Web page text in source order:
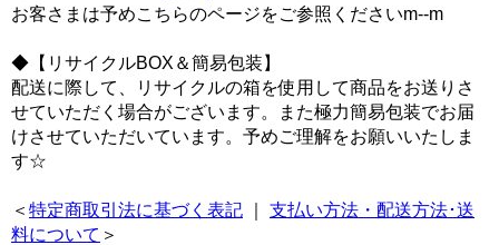
お客さまは予めこちらのページをご参照くださいm--m
◆【リサイクルBOX＆簡易包装】
配送に際して、リサイクルの箱を使用して商品をお送りさ
せていただく場合がございます。また極力簡易包装でお届
けさせていただいています。予めご理解をお願いいたしま
す☆
＜ 特定商取引法に基づく表記
支払い方法・配送方法･送
料について ＞